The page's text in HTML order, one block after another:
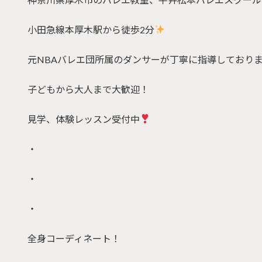
小田急線本厚木駅から徒歩2分
元NBAバレエ団所属のダンサーが丁寧に指導しており
子どもから大人まで大歓迎！
見学、体験レッスン受付中
・
・
・
全身コーディネート！